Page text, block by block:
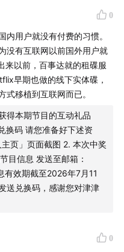
0
内用户就没有付费的习惯。
没有互联网以前国外用户就
来以前，百事达就的租碟服
早期也做的线下实体碟，
式移植到互联网而已。
得本期节目的互动礼品
换码 请您准备好下述资
页」页面截图 2. 本次中奖
目信息 发送至邮箱：
效期截至2026年7月11
送兑换码，感谢您对津津
0